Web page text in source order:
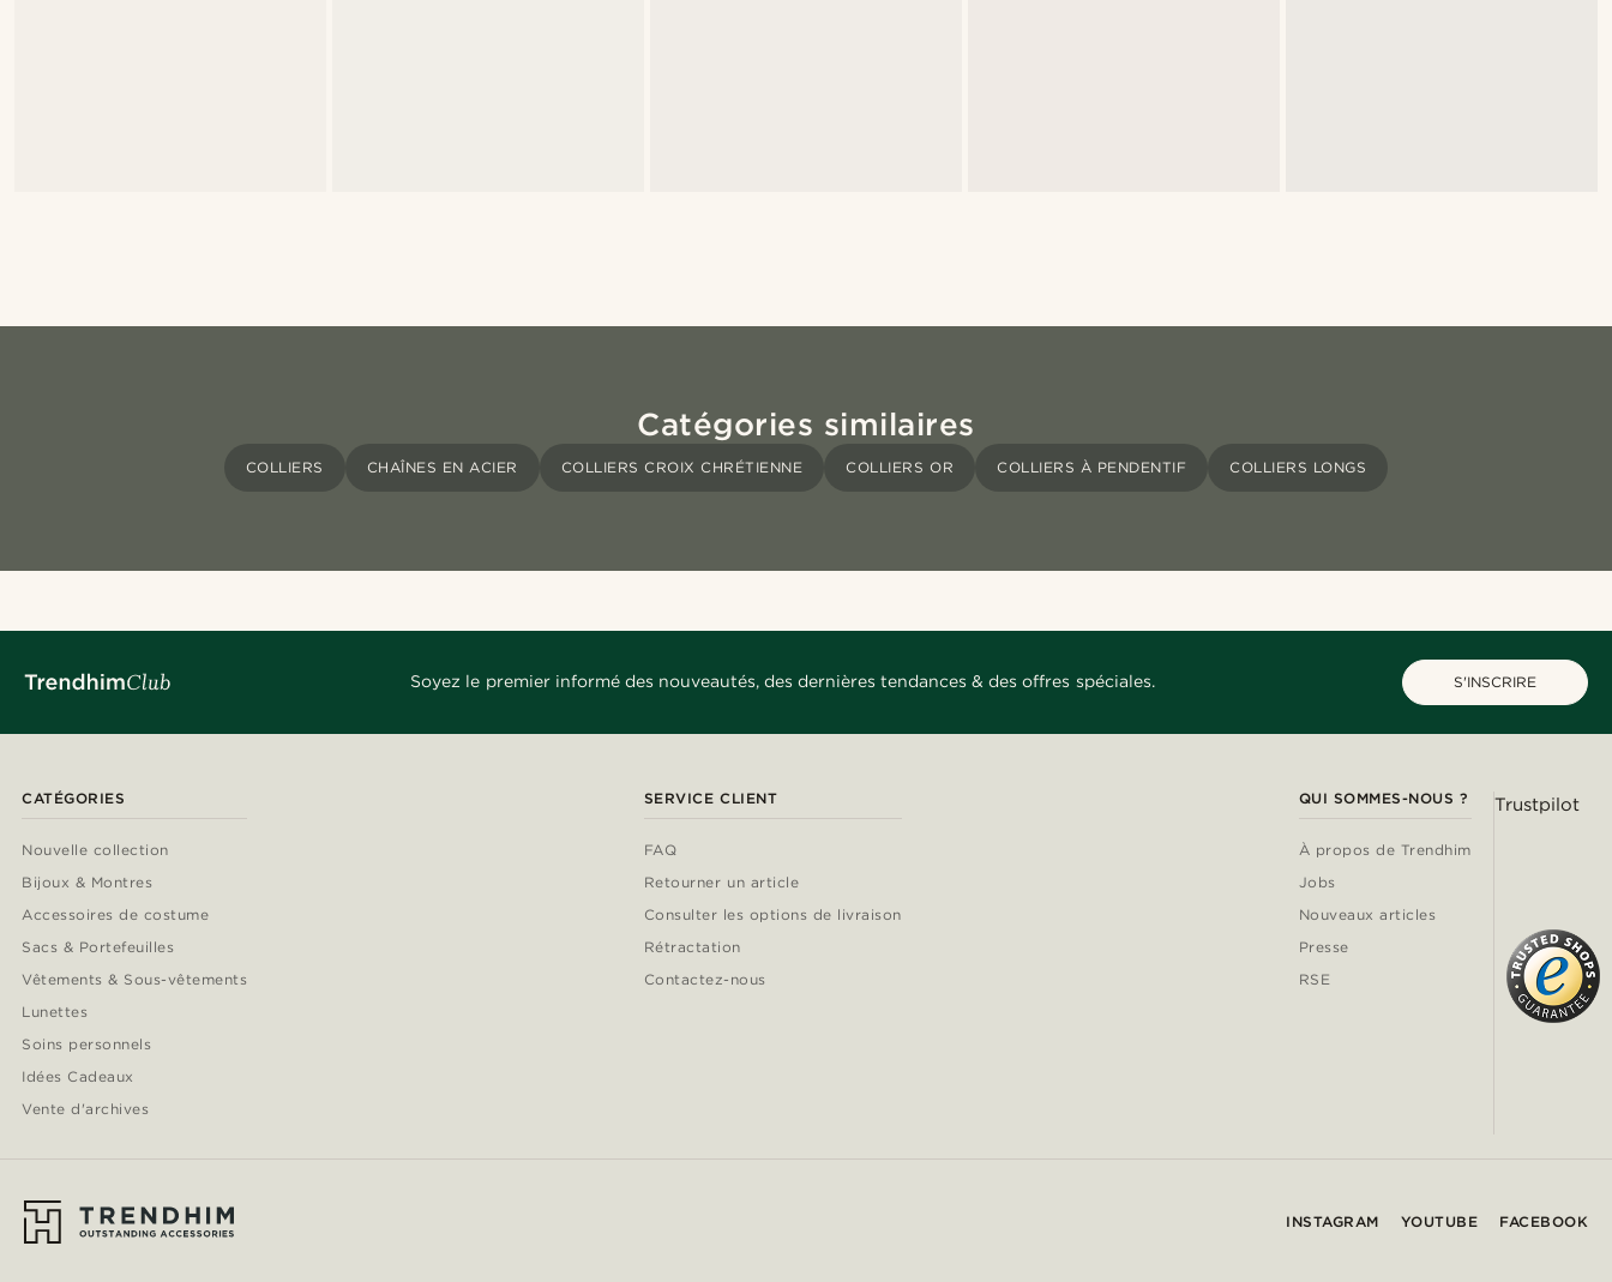
Catégories similaires
COLLIERS CHAÎNES EN ACIER COLLIERS CROIX CHRÉTIENNE COLLIERS OR COLLIERS À PENDENTIF COLLIERS LONGS
Soyez le premier informé des nouveautés, des dernières tendances & des offres spéciales. S'INSCRIRE
CATÉGORIES
Nouvelle collection
Bijoux & Montres
Accessoires de costume
Sacs & Portefeuilles
Vêtements & Sous-vêtements
Lunettes
Soins personnels
Idées Cadeaux
Vente d'archives
SERVICE CLIENT
FAQ
Retourner un article
Consulter les options de livraison
Rétractation
Contactez-nous
QUI SOMMES-NOUS ?
À propos de Trendhim
Jobs
Nouveaux articles
Presse
RSE
Trustpilot
INSTAGRAM YOUTUBE FACEBOOK